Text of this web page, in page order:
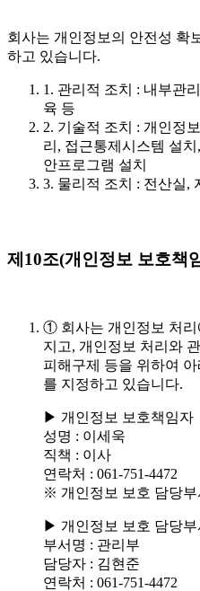
회사는 개인정보의 안전성 확
하고 있습니다.
1. 관리적 조치
: 내부관
육 등
2. 기술적 조치
: 개인정
리, 접근통제시스템 설
안프로그램 설치
3. 물리적 조치
: 전산실,
제10조(개인정보 보호책
① 회사는 개인정보 처리
지고, 개인정보 처리와
피해구제 등을 위하여
를 지정하고 있습니다.
▶ 개인정보 보호책임자
성명 : 이세욱
직책 : 이사
연락처 : 061-751-4472
※ 개인정보 보호 담당부
▶ 개인정보 보호 담당부
부서명 : 관리부
담당자 : 김현준
연락처 : 061-751-4472